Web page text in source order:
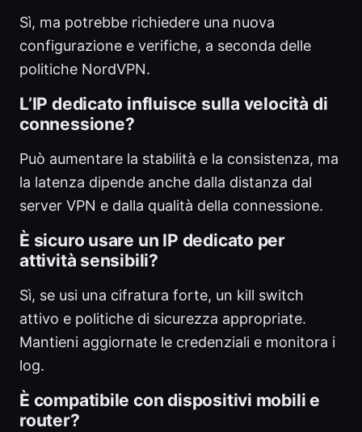
Sì, ma potrebbe richiedere una nuova
configurazione e verifiche, a seconda delle
politiche NordVPN.
L’IP dedicato influisce sulla velocità di
connessione?
Può aumentare la stabilità e la consistenza, ma
la latenza dipende anche dalla distanza dal
server VPN e dalla qualità della connessione.
È sicuro usare un IP dedicato per
attività sensibili?
Sì, se usi una cifratura forte, un kill switch
attivo e politiche di sicurezza appropriate.
Mantieni aggiornate le credenziali e monitora i
log.
È compatibile con dispositivi mobili e
router?